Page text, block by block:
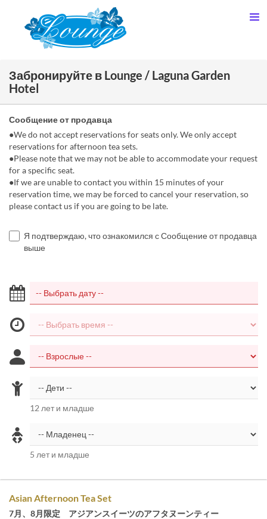
Забронируйте в Lounge / Laguna Garden
Hotel
Сообщение от продавца
●We do not accept reservations for seats only. We only accept
reservations for afternoon tea sets.
●Please note that we may not be able to accommodate your request
for a specific seat.
●If we are unable to contact you within 15 minutes of your
reservation time, we may be forced to cancel your reservation, so
please contact us if you are going to be late.
Я подтверждаю, что ознакомился с Сообщение от продавца
выше
12 лет и младше
5 лет и младше
Asian Afternoon Tea Set
7月、8月限定 アジアンスイーツのアフタヌーンティー